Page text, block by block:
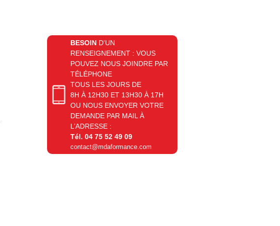
BESOIND'UN
RENSEIGNEMENT : VOUS
POUVEZ NOUS JOINDRE PAR
TÉLÉPHONE
TOUS LES JOURS DE
8H À 12H30 ET 13H30 À 17H
OU NOUS ENVOYER VOTRE
DEMANDE PAR MAIL À
L’ADRESSE :
Tél. 04 75 52 49 09
contact@mdaformance.com